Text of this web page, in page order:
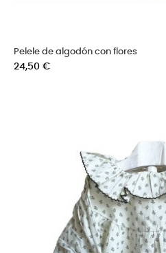
Pelele de algodón con flores
Precio
24,50 €